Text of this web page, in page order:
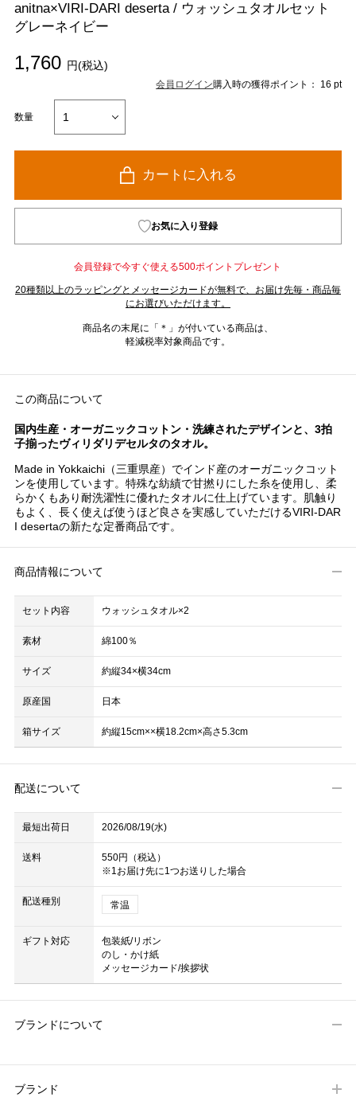
anitna×VIRI-DARI deserta / ウォッシュタオルセット
グレーネイビー
1,760 円(税込)
会員ログイン購入時の獲得ポイント： 16 pt
数量
カートに入れる
お気に入り登録
会員登録で今すぐ使える500ポイントプレゼント
20種類以上のラッピングとメッセージカードが無料で、お届け先毎・商品毎
にお選びいただけます。
商品名の末尾に「＊」が付いている商品は、
軽減税率対象商品です。
この商品について
国内生産・オーガニックコットン・洗練されたデザインと、3拍
子揃ったヴィリダリデセルタのタオル。
Made in Yokkaichi（三重県産）でインド産のオーガニックコット
ンを使用しています。特殊な紡績で甘撚りにした糸を使用し、柔
らかくもあり耐洗濯性に優れたタオルに仕上げています。肌触り
もよく、長く使えば使うほど良さを実感していただけるVIRI-DAR
I desertaの新たな定番商品です。
商品情報について
セット内容 ウォッシュタオル×2
素材 綿100％
サイズ 約縦34×横34cm
原産国 日本
箱サイズ 約縦15cm××横18.2cm×高さ5.3cm
配送について
最短出荷日 2026/08/19(水)
送料
550円（税込）
※1お届け先に1つお送りした場合
配送種別 常温
ギフト対応
包装紙/リボン
のし・かけ紙
メッセージカード/挨拶状
ブランドについて
ブランド